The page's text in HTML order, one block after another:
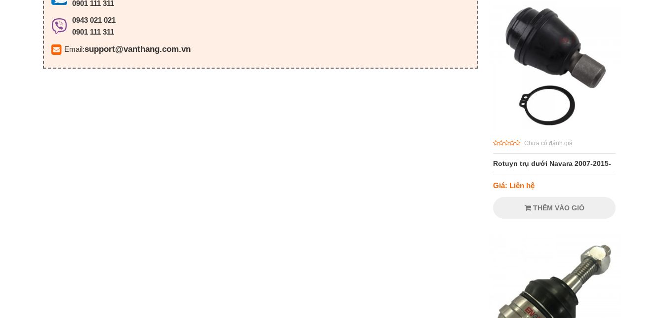
0901 111 311
0943 021 021
0901 111 311
Email:support@vanthang.com.vn
Chưa có đánh giá
Rotuyn trụ dưới Navara 2007-2015-
Giá: Liên hệ
THÊM VÀO GIỎ